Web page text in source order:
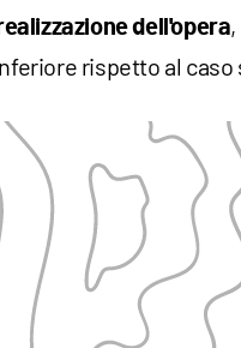
dell'opera
rispetto al caso